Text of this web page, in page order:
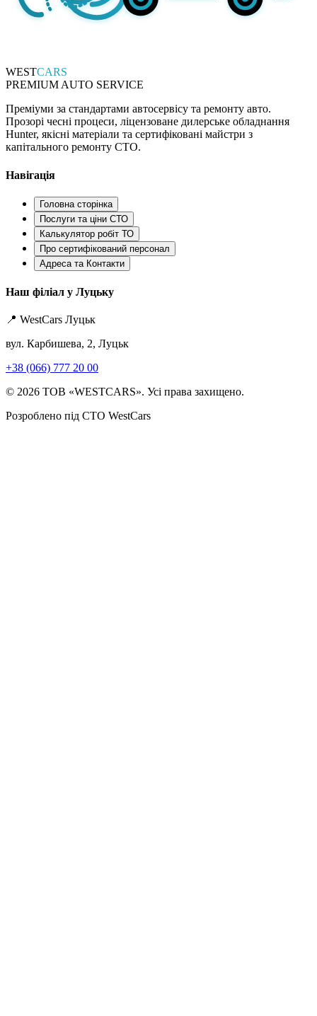
WESTCARS
PREMIUM AUTO SERVICE
Преміуми за стандартами автосервісу та ремонту авто.
Прозорі чесні процеси, ліцензоване дилерське обладнання
Hunter, якісні матеріали та сертифіковані майстри з
капітального ремонту СТО.
Навігація
Головна сторінка
Послуги та ціни СТО
Калькулятор робіт ТО
Про сертифікований персонал
Адреса та Контакти
Наш філіал у Луцьку
📍 WestCars Луцьк
вул. Карбишева, 2, Луцьк
+38 (066) 777 20 00
© 2026 ТОВ «WESTCARS». Усі права захищено.
Розроблено під СТО WestCars